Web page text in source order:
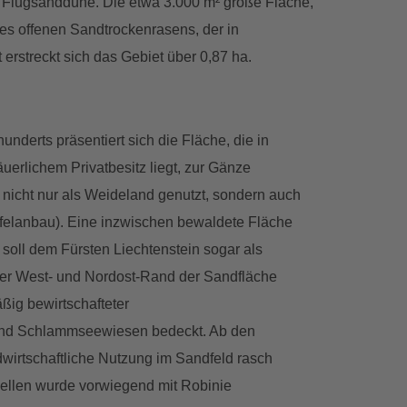
offenen Sandtrockenrasens, der in
sich das Gebiet über 0,87 ha.
präsentiert sich die Fläche, die in
Privatbesitz liegt, zur Gänze
nur als Weideland genutzt, sondern auch
Eine inzwischen bewaldete Fläche
dem Fürsten Liechtenstein sogar als
West- und Nordost-Rand der Sandfläche
bewirtschafteter
Schlammseewiesen bedeckt. Ab den
Nutzung im Sandfeld rasch
wurde vorwiegend mit Robinie